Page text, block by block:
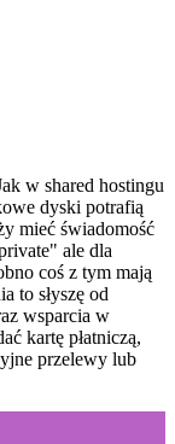
w shared hostingu
dyski potrafią
mieć świadomość
ale dla
coś z tym mają
to słyszę od
wsparcia w
kartę płatniczą,
przelewy lub